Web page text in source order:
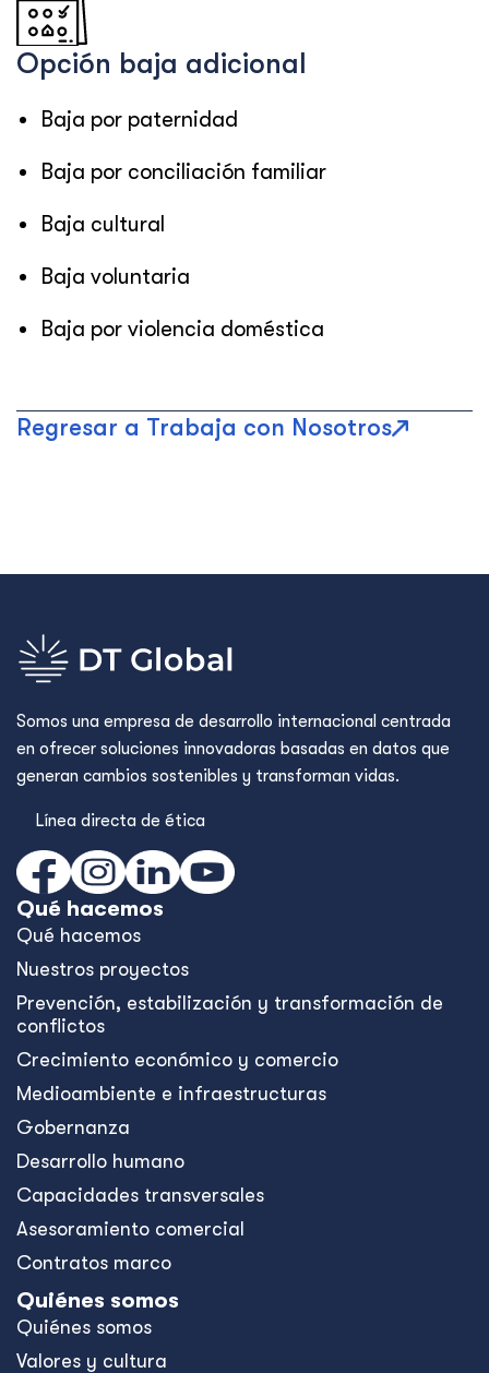
Opción baja adicional
Baja por paternidad
Baja por conciliación familiar
Baja cultural
Baja voluntaria
Baja por violencia doméstica
Regresar a Trabaja con Nosotros
Somos una empresa de desarrollo internacional centrada
en ofrecer soluciones innovadoras basadas en datos que
generan cambios sostenibles y transforman vidas.
Línea directa de ética
Qué hacemos
Qué hacemos
Nuestros proyectos
Prevención, estabilización y transformación de
conflictos
Crecimiento económico y comercio
Medioambiente e infraestructuras
Gobernanza
Desarrollo humano
Capacidades transversales
Asesoramiento comercial
Contratos marco
Quiénes somos
Quiénes somos
Valores y cultura